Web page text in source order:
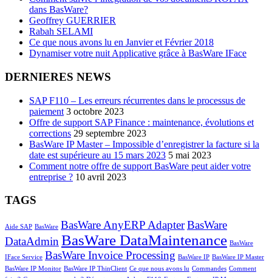
dans BasWare?
Geoffrey GUERRIER
Rabah SELAMI
Ce que nous avons lu en Janvier et Février 2018
Dynamiser votre nuit Applicative grâce à BasWare IFace
DERNIERES NEWS
SAP F110 – Les erreurs récurrentes dans le processus de
paiement 3 octobre 2023
Offre de support SAP Finance : maintenance, évolutions et
corrections 29 septembre 2023
BasWare IP Master – Impossible d’enregistrer la facture si la
date est supérieure au 15 mars 2023 5 mai 2023
Comment notre offre de support BasWare peut aider votre
entreprise ? 10 avril 2023
TAGS
Aide SAP BasWare BasWare AnyERP AdapterBasWare
DataAdminBasWare DataMaintenance BasWare
IFace Service BasWare Invoice Processing BasWare IP BasWare IP Master
BasWare IP Monitor BasWare IP ThinClient Ce que nous avons lu Commandes Comment